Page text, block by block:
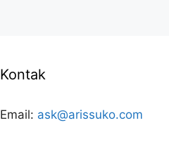
Kontak
Email: ask@arissuko.com